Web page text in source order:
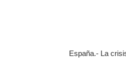
España.- La